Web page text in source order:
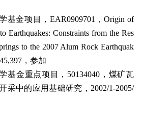
基金项目，EAR0909701 ，Origin of
Earthquakes: Constraints from the Res
to the 2007 Alum Rock Earthquak
，参加
基金重点项目， 50134040 ，煤矿瓦
采中的应用基础研究， 2002/1-2005/